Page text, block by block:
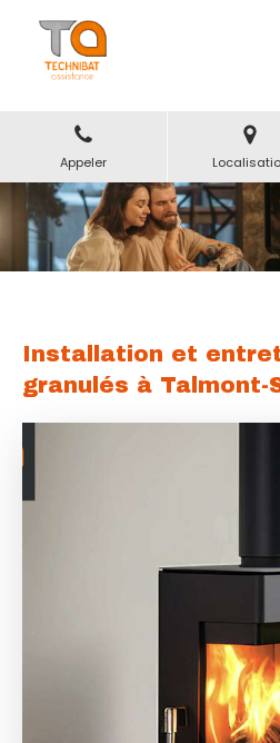
Appeler
Installation et
granulés à Talmont-